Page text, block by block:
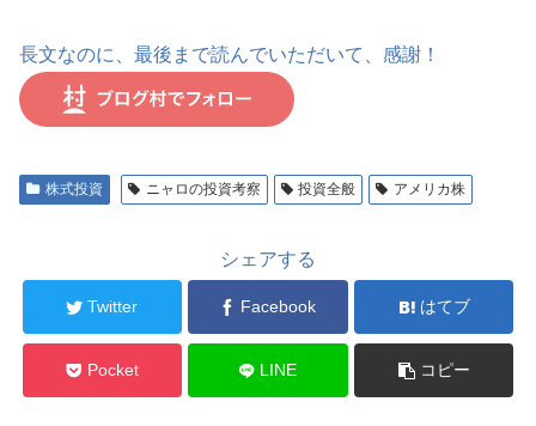
長文なのに、最後まで読んでいただいて、感謝！
株式投資 ニャロの投資考察 投資全般 アメリカ株
シェアする
Twitter Facebook はてブ
Pocket LINE コピー